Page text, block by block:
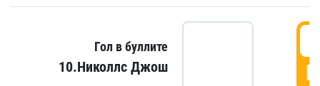
Гол в буллите
10.Николлс Джош